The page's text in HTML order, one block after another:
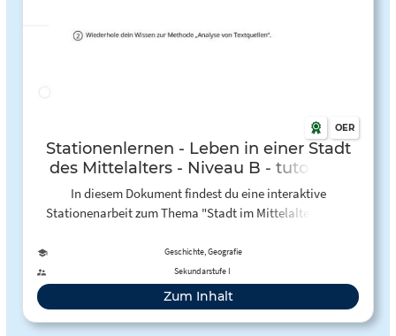
OER
Stationenlernen - Leben in einer Stadt
des Mittelalters - Niveau B - tutory.de
In diesem Dokument findest du eine interaktive
Stationenarbeit zum Thema "Stadt im Mittelalter". Über
eingebunden. In EInzel- und Partnerarbeit wird hier der
Aufbau erarbeitet. In der zweiten Station geht es um die
Zünfte und zum Schluss um die Gesellschaft.
Geschichte, Geografie
Sekundarstufe I
Zum Inhalt